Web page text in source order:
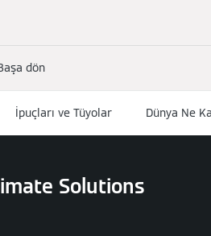
dön
İpuçları ve Tüyolar Dünya Ne
Solutions